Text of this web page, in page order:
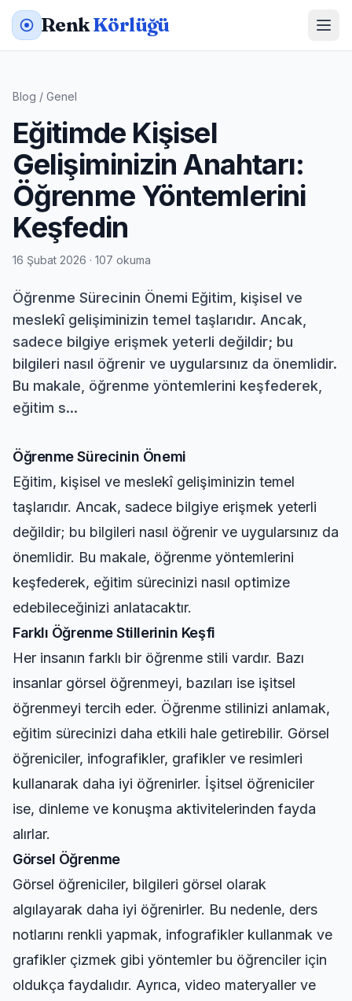
RenkKörlüğü
Blog / Genel
Eğitimde Kişisel
Gelişiminizin Anahtarı:
Öğrenme Yöntemlerini
Keşfedin
16 Şubat 2026 · 107 okuma
Öğrenme Sürecinin Önemi Eğitim, kişisel ve
meslekî gelişiminizin temel taşlarıdır. Ancak,
sadece bilgiye erişmek yeterli değildir; bu
bilgileri nasıl öğrenir ve uygularsınız da önemlidir.
Bu makale, öğrenme yöntemlerini keşfederek,
eğitim s...
Öğrenme Sürecinin Önemi
Eğitim, kişisel ve meslekî gelişiminizin temel
taşlarıdır. Ancak, sadece bilgiye erişmek yeterli
değildir; bu bilgileri nasıl öğrenir ve uygularsınız da
önemlidir. Bu makale, öğrenme yöntemlerini
keşfederek, eğitim sürecinizi nasıl optimize
edebileceğinizi anlatacaktır.
Farklı Öğrenme Stillerinin Keşfi
Her insanın farklı bir öğrenme stili vardır. Bazı
insanlar görsel öğrenmeyi, bazıları ise işitsel
öğrenmeyi tercih eder. Öğrenme stilinizi anlamak,
eğitim sürecinizi daha etkili hale getirebilir. Görsel
öğreniciler, infografikler, grafikler ve resimleri
kullanarak daha iyi öğrenirler. İşitsel öğreniciler
ise, dinleme ve konuşma aktivitelerinden fayda
alırlar.
Görsel Öğrenme
Görsel öğreniciler, bilgileri görsel olarak
algılayarak daha iyi öğrenirler. Bu nedenle, ders
notlarını renkli yapmak, infografikler kullanmak ve
grafikler çizmek gibi yöntemler bu öğrenciler için
oldukça faydalıdır. Ayrıca, video materyaller ve